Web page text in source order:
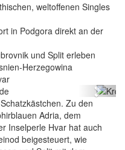
weltoffenen Singles
in Podgora direkt an der
und Split erleben
Herzegowina
Alleinreisende
Next
Zu den
Adria, dem
Inselperle Hvar hat auch
beigesteuert, wie